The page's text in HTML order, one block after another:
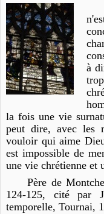
à
la fois une vie
peut dire, avec les
vouloir qui aime
est impossible de
une vie chrétienne et
Père de
124-125, cité par
temporelle, Tournai,